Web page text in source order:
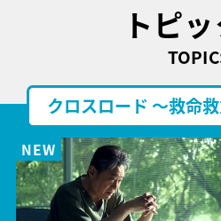
トピ
クロスロード ～救命